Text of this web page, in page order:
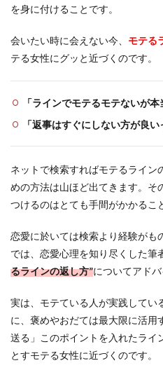
を身に付けることです。
会いたい時に会えない今、 モテる
テる女性にグッと近づくのです。
「ラインでモテるモテないが本
「返事はすぐにしない方が良い
ネットで検索すればモテるライン
めの方法は山ほど出てきます。そ
つけるのはとても手間がかかるこ
恋愛に於いては検索より経験がも
では、恋愛心理を知り尽くした筆
るラインの返し方”についてアドバ
実は、モテている人が実践してい
に、褒めやおだては最大限に活用
送る」このポイントを入れたライ
とすモテる女性に近づくのです。